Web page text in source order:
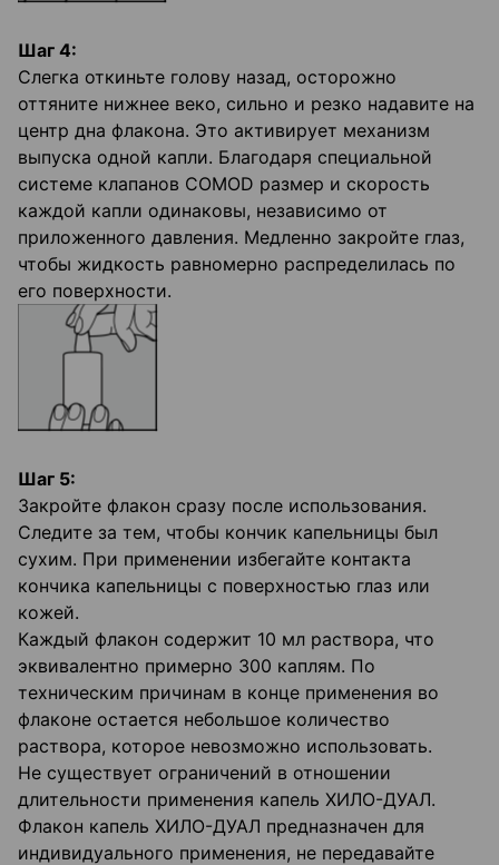
Шаг 4:
Слегка откиньте голову назад, осторожно
оттяните нижнее веко, сильно и резко надавите на
центр дна флакона. Это активирует механизм
выпуска одной капли. Благодаря специальной
системе клапанов COMOD размер и скорость
каждой капли одинаковы, независимо от
приложенного давления. Медленно закройте глаз,
чтобы жидкость равномерно распределилась по
его поверхности.
Шаг 5:
Закройте флакон сразу после использования.
Следите за тем, чтобы кончик капельницы был
сухим. При применении избегайте контакта
кончика капельницы с поверхностью глаз или
кожей.
Каждый флакон содержит 10 мл раствора, что
эквивалентно примерно 300 каплям. По
техническим причинам в конце применения во
флаконе остается небольшое количество
раствора, которое невозможно использовать.
Не существует ограничений в отношении
длительности применения капель ХИЛО-ДУАЛ.
Флакон капель ХИЛО-ДУАЛ предназначен для
индивидуального применения, не передавайте